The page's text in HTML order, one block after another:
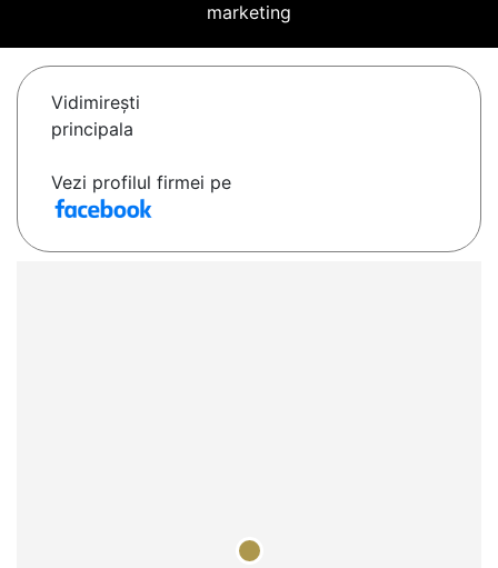
marketing
Vidimireşti
principala
Vezi profilul firmei pe